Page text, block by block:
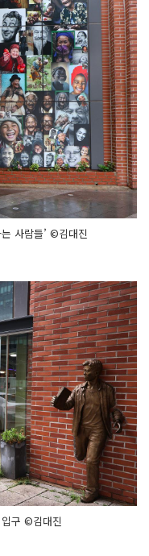
사람들’ ©김대진
구 ©김대진